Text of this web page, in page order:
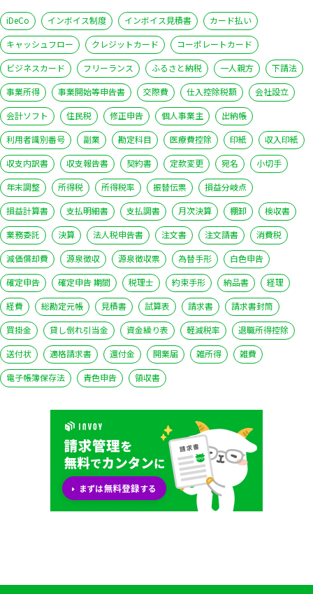
iDeCo インボイス制度 インボイス見積書
カード払い
キャッシュフロー
クレジットカード
コーポレートカード
ビジネスカード
フリーランス ふるさと納税 一人親方
下請法
事業所得
事業開始等申告書 交際費 仕入控除税額
会社設立
会計ソフト
住民税 修正申告 個人事業主
出納帳
利用者識別番号
副業 勘定科目 医療費控除 印紙
収入印紙
収支内訳書
収支報告書 契約書 定款変更 宛名
小切手
年末調整
所得税 所得税率 振替伝票
損益分岐点
損益計算書
支払明細書 支払調書 月次決算 棚卸
検収書
業務委託
決算 法人税申告書 注文書 注文請書
消費税
減価償却費
源泉徴収 源泉徴収票 為替手形
白色申告
確定申告
確定申告 期間 税理士 約束手形 納品書
経理
経費
総勘定元帳 見積書 試算表 請求書
請求書封筒
買掛金
貸し倒れ引当金 資金繰り表 軽減税率
退職所得控除
送付状
適格請求書 還付金 開業届 雑所得
雑費
電子帳簿保存法
青色申告 領収書